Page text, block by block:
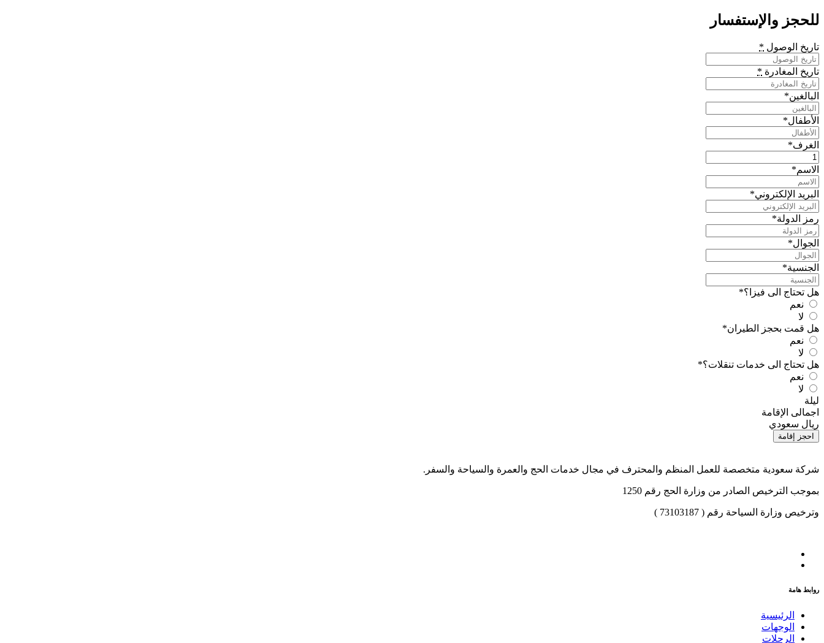
للحجز والإستفسار
تاريخ الوصول *
تاريخ المغادرة *
البالغين*
الأطفال*
الغرف*
الاسم*
البريد الإلكتروني*
رمز الدولة*
الجوال*
الجنسية*
هل تحتاج الى فيزا؟*
نعم
لا
هل قمت بحجز الطيران*
نعم
لا
هل تحتاج الى خدمات تنقلات؟*
نعم
لا
ليلة
اجمالى الإقامة
ريال سعودي
احجز إقامة
شركة سعودية متخصصة للعمل المنظم والمحترف في مجال خدمات الحج والعمرة والسياحة والسفر.
بموجب الترخيص الصادر من وزارة الحج رقم 1250
وترخيص وزارة السياحة رقم ( 73103187 )
روابط هامة
الرئيسية
الوجهات
الرحلات